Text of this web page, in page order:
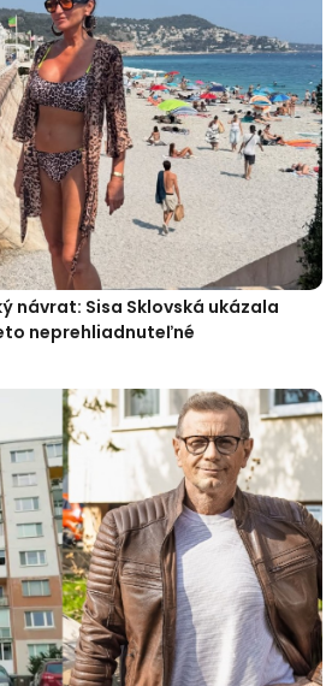
návrat: Sisa Sklovská ukázala
neprehliadnuteľné